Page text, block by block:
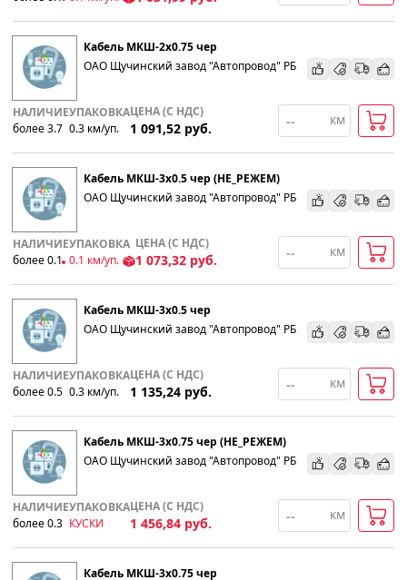
Кабель МКШ-2х0.75 чер
ОАО Щучинский завод "Автопровод" РБ
НАЛИЧИЕ
более 3.7
УПАКОВКА
0.3 км/уп.
ЦЕНА (С НДС)
1 091,52 руб.
км
Кабель МКШ-3х0.5 чер (НЕ_РЕЖЕМ)
ОАО Щучинский завод "Автопровод" РБ
НАЛИЧИЕ
более 0.1
УПАКОВКА
0.1 км/уп.
ЦЕНА (С НДС)
1 073,32 руб.
км
Кабель МКШ-3х0.5 чер
ОАО Щучинский завод "Автопровод" РБ
НАЛИЧИЕ
более 0.5
УПАКОВКА
0.3 км/уп.
ЦЕНА (С НДС)
1 135,24 руб.
км
Кабель МКШ-3х0.75 чер (НЕ_РЕЖЕМ)
ОАО Щучинский завод "Автопровод" РБ
НАЛИЧИЕ
более 0.3
УПАКОВКА
КУСКИ
ЦЕНА (С НДС)
1 456,84 руб.
км
Кабель МКШ-3х0.75 чер